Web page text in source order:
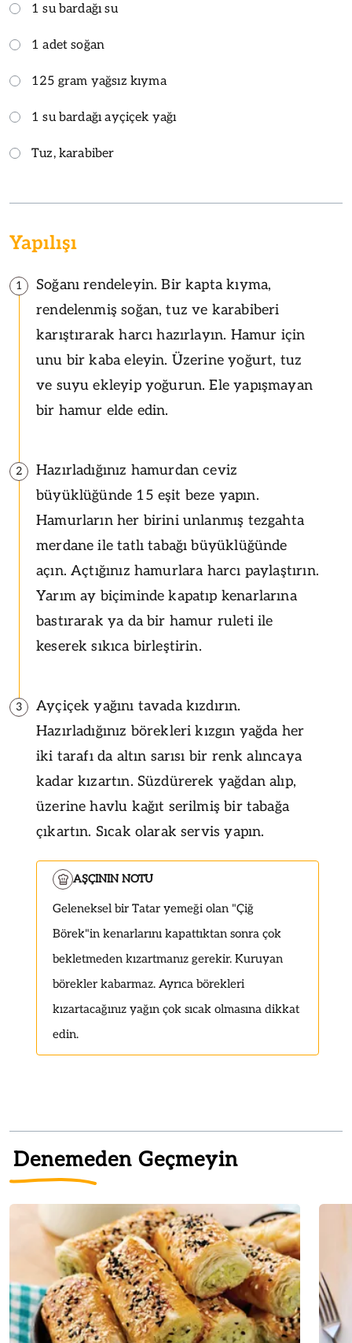
1 su bardağı su
1 adet soğan
125 gram yağsız kıyma
1 su bardağı ayçiçek yağı
Tuz, karabiber
Yapılışı
1
Soğanı rendeleyin. Bir kapta kıyma,
rendelenmiş soğan, tuz ve karabiberi
karıştırarak harcı hazırlayın. Hamur için
unu bir kaba eleyin. Üzerine yoğurt, tuz
ve suyu ekleyip yoğurun. Ele yapışmayan
bir hamur elde edin.
2
Hazırladığınız hamurdan ceviz
büyüklüğünde 15 eşit beze yapın.
Hamurların her birini unlanmış tezgahta
merdane ile tatlı tabağı büyüklüğünde
açın. Açtığınız hamurlara harcı paylaştırın.
Yarım ay biçiminde kapatıp kenarlarına
bastırarak ya da bir hamur ruleti ile
keserek sıkıca birleştirin.
3
Ayçiçek yağını tavada kızdırın.
Hazırladığınız börekleri kızgın yağda her
iki tarafı da altın sarısı bir renk alıncaya
kadar kızartın. Süzdürerek yağdan alıp,
üzerine havlu kağıt serilmiş bir tabağa
çıkartın. Sıcak olarak servis yapın.
AŞÇININ NOTU
Geleneksel bir Tatar yemeği olan "Çiğ
Börek"in kenarlarını kapattıktan sonra çok
bekletmeden kızartmanız gerekir. Kuruyan
börekler kabarmaz. Ayrıca börekleri
kızartacağınız yağın çok sıcak olmasına dikkat
edin.
Denemeden Geçmeyin